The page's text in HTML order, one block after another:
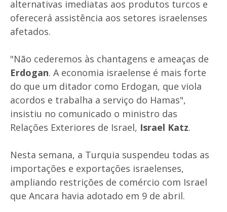
alternativas imediatas aos produtos turcos e
oferecerá assistência aos setores israelenses
afetados.
"Não cederemos às chantagens e ameaças de
Erdogan. A economia israelense é mais forte
do que um ditador como Erdogan, que viola
acordos e trabalha a serviço do Hamas",
insistiu no comunicado o ministro das
Relações Exteriores de Israel, Israel Katz.
Nesta semana, a Turquia suspendeu todas as
importações e exportações israelenses,
ampliando restrições de comércio com Israel
que Ancara havia adotado em 9 de abril.